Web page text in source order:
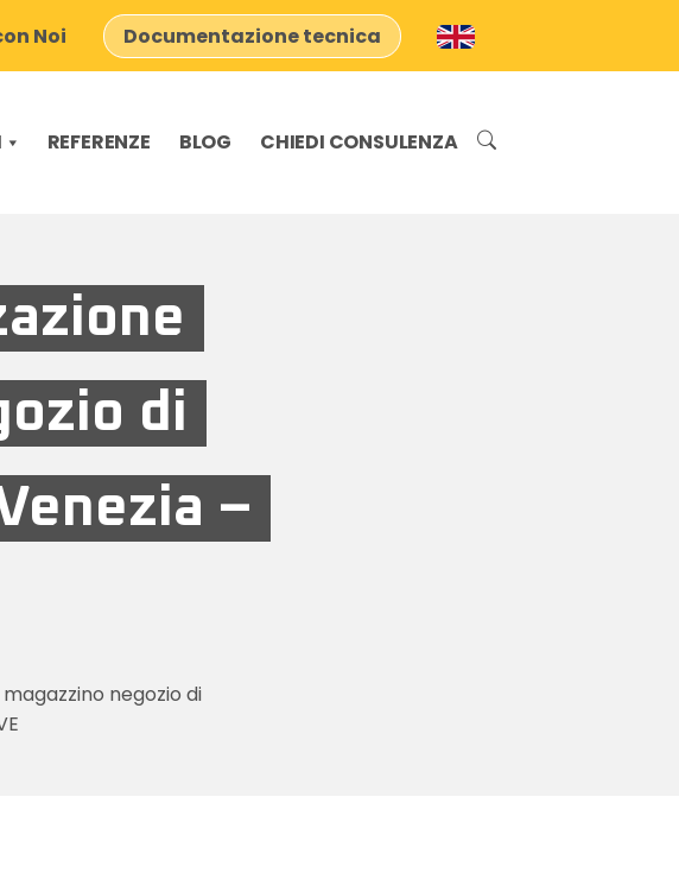
Noi Documentazione tecnica
REFERENZE BLOG CHIEDI CONSULENZA
di
–
negozio di